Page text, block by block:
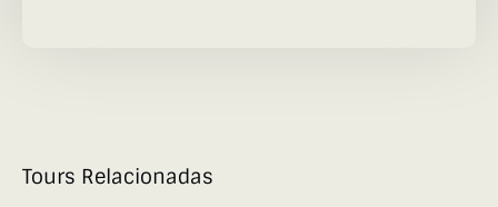
Tours Relacionadas